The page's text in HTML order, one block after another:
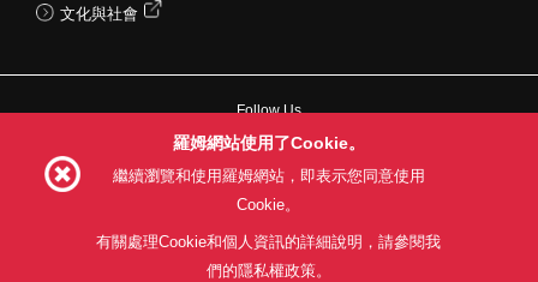
文化與社會
Follow Us
網站使用條款 利用目的 隱私權政策
網站地圖
關於本公司產品銷售之標準條款(PDF)
羅姆網站使用了Cookie。
繼續瀏覽和使用羅姆網站，即表示您同意使用
Cookie。
有關處理Cookie和個人資訊的詳細說明，請參閱我
們的隱私權政策。